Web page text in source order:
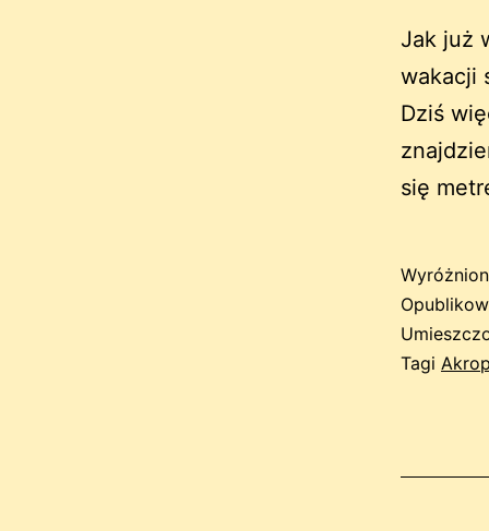
Jak już
wakacji
Dziś
się
Tagi